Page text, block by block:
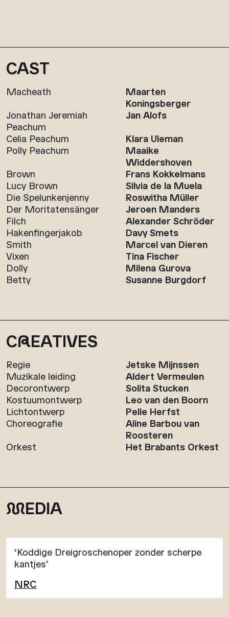
CAST
Macheath
Maarten
Koningsberger
Jonathan Jeremiah
Peachum
Jan Alofs
Celia Peachum
Klara Uleman
Polly Peachum
Maaike
Widdershoven
Brown
Frans Kokkelmans
Lucy Brown
Silvia de la Muela
Die Spelunkenjenny
Roswitha Müller
Der Moritatensänger
Jeroen Manders
Filch
Alexander Schröder
Hakenfingerjakob
Davy Smets
Smith
Marcel van Dieren
Vixen
Tina Fischer
Dolly
Milena Gurova
Betty
Susanne Burgdorf
CREATIVES
Regie
Jetske Mijnssen
Muzikale leiding
Aldert Vermeulen
Decorontwerp
Solita Stucken
Kostuumontwerp
Leo van den Boorn
Lichtontwerp
Pelle Herfst
Choreografie
Aline Barbou van
Roosteren
Orkest
Het Brabants Orkest
MEDIA
‘Koddige Dreigroschenoper zonder scherpe
kantjes’
NRC